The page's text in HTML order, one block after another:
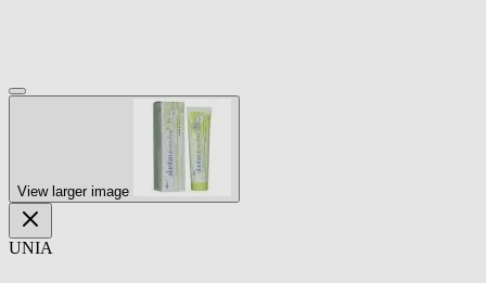
View larger image
UNIA